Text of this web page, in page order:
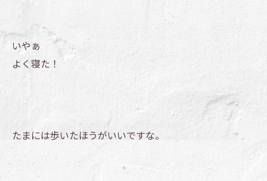
いやぁ
よく寝た！
たまには歩いたほうがいいですな。